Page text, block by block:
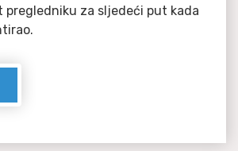
pregledniku za sljedeći put kada